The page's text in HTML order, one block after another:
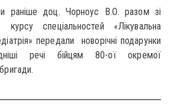
раніше доц. Чорноус В.О. разом зі
спеціальностей «Лікувальна
передали новорічні подарунки
речі бійцям 80-ої окремої